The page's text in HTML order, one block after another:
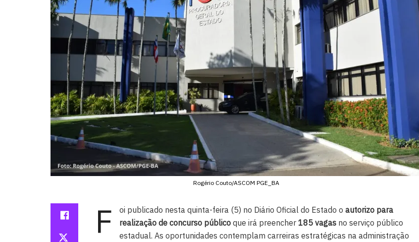
Rogério Couto/ASCOM PGE_BA
F oi publicado nesta quinta-feira (5) no Diário Oficial do Estado o autorizo para
realização de concurso públicoque irá preencher 185 vagasno serviço público
estadual. As oportunidades contemplam carreiras estratégicas na administração